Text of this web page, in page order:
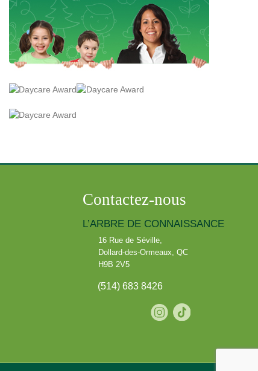
Contactez-nous
L’ARBRE DE CONNAISSANCE
16 Rue de Séville
Dollard-des-Ormeaux ,QC
H9B 2V5
(514) 683 8426